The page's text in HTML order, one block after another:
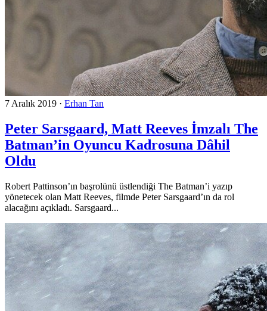
7 Aralık 2019 · Erhan Tan
Peter Sarsgaard, Matt Reeves İmzalı The
Batman’in Oyuncu Kadrosuna Dâhil
Oldu
Robert Pattinson’ın başrolünü üstlendiği The Batman’i yazıp
yönetecek olan Matt Reeves, filmde Peter Sarsgaard’ın da rol
alacağını açıkladı. Sarsgaard...